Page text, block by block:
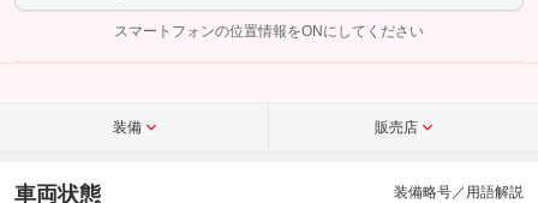
完了してください。
こちら
スマートフォンの位置情報をONにしてください
装備 販売店
車両状態 装備略号／用語解説